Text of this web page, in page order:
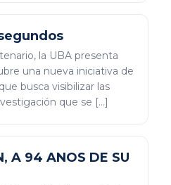
la UBA presenta
una nueva iniciativa de
busca visibilizar las
que se […]
A 94 ANOS DE SU